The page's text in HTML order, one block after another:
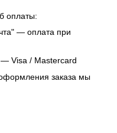
оплаты:
— оплата при
Visa / Mastercard
заказа мы